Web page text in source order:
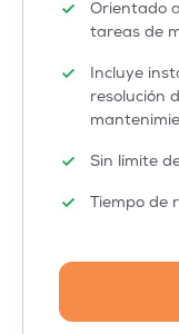
Orientado
tareas de
Incluye
resolución
Sin límite
Tiempo de